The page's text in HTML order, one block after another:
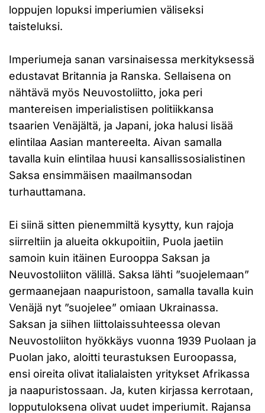
loppujen lopuksi imperiumien väliseksi
taisteluksi.
Imperiumeja sanan varsinaisessa merkityksessä
edustavat Britannia ja Ranska. Sellaisena on
nähtävä myös Neuvostoliitto, joka peri
mantereisen imperialistisen politiikkansa
tsaarien Venäjältä, ja Japani, joka halusi lisää
elintilaa Aasian mantereelta. Aivan samalla
tavalla kuin elintilaa huusi kansallissosialistinen
Saksa ensimmäisen maailmansodan
turhauttamana.
Ei siinä sitten pienemmiltä kysytty, kun rajoja
siirreltiin ja alueita okkupoitiin, Puola jaetiin
samoin kuin itäinen Eurooppa Saksan ja
Neuvostoliiton välillä. Saksa lähti ”suojelemaan”
germaanejaan naapuristoon, samalla tavalla kuin
Venäjä nyt ”suojelee” omiaan Ukrainassa.
Saksan ja siihen liittolaissuhteessa olevan
Neuvostoliiton hyökkäys vuonna 1939 Puolaan ja
Puolan jako, aloitti teurastuksen Euroopassa,
ensi oireita olivat italialaisten yritykset Afrikassa
ja naapuristossaan. Ja, kuten kirjassa kerrotaan,
lopputuloksena olivat uudet imperiumit. Rajansa